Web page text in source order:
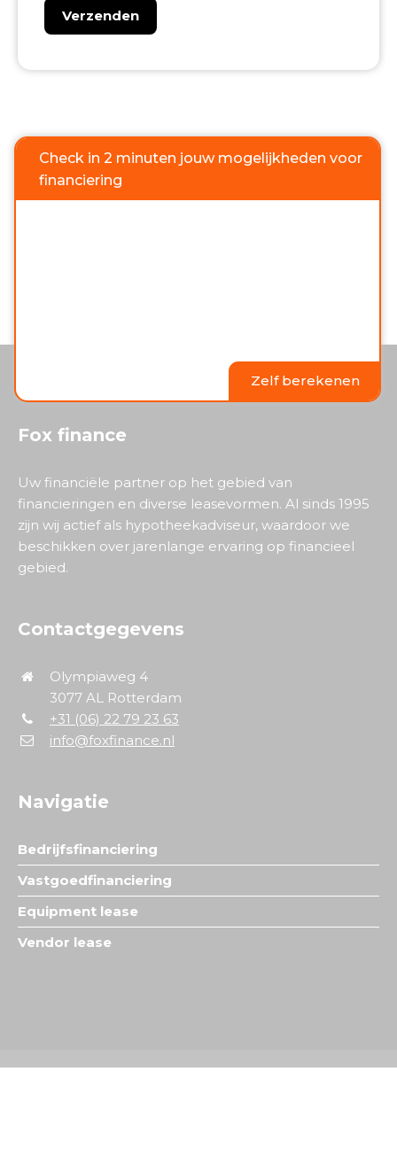
Check in 2 minuten jouw mogelijkheden voor
financiering
Zelf berekenen
Fox finance
Uw financiële partner op het gebied van
financieringen en diverse leasevormen. Al sinds 1995
zijn wij actief als hypotheekadviseur, waardoor we
beschikken over jarenlange ervaring op financieel
gebied.
Contactgegevens
Olympiaweg 4
3077 AL Rotterdam
+31 (06) 22 79 23 63
info@foxfinance.nl
Navigatie
Bedrijfsfinanciering
Vastgoedfinanciering
Equipment lease
Vendor lease